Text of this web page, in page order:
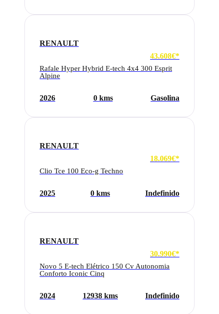
RENAULT
43.608€*
Rafale Hyper Hybrid E-tech 4x4 300 Esprit
Alpine
2026 0 kms Gasolina
RENAULT
18.069€*
Clio Tce 100 Eco-g Techno
2025 0 kms Indefinido
RENAULT
30.990€*
Novo 5 E-tech Elétrico 150 Cv Autonomia
Conforto Iconic Cinq
2024 12938 kms Indefinido